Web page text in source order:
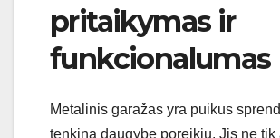
pritaikymas ir
funkcionalumas
Metalinis garažas yra puikus
tenkina daugybę poreikių. Jis ne tik